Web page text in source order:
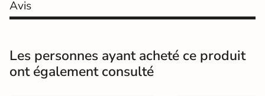
antidérapant
l'usure
Masse colorée Non
Avis
Les personnes ayant acheté ce produit
ont également consulté